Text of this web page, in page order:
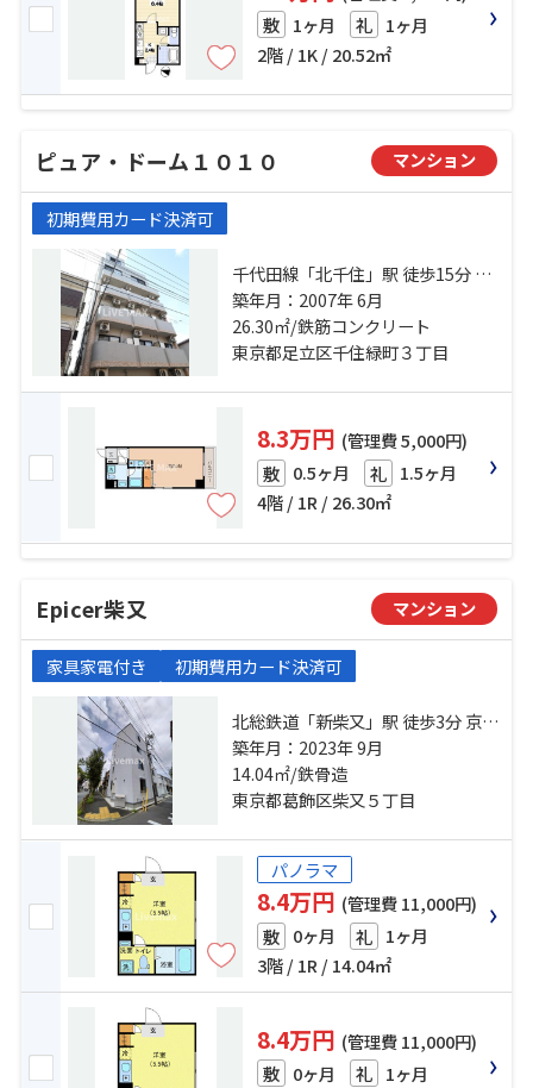
敷 1ヶ月 礼 1ヶ月
2階 / 1K / 20.52㎡
ピュア・ドーム１０１０ マンション
初期費用カード決済可
千代田線「北千住」駅 徒歩15分 京
成本線「千住大橋」駅 徒歩9分 常磐
線「南千住」駅 徒歩25分
築年月：2007年 6月
26.30㎡/鉄筋コンクリート
東京都足立区千住緑町３丁目
8.3万円 (管理費 5,000円)
敷 0.5ヶ月 礼 1.5ヶ月
4階 / 1R / 26.30㎡
Epicer柴又 マンション
家具家電付き 初期費用カード決済可
北総鉄道「新柴又」駅 徒歩3分 京成
金町線「柴又」駅 徒歩13分 京成本
線「京成小岩」駅 徒歩15分
築年月：2023年 9月
14.04㎡/鉄骨造
東京都葛飾区柴又５丁目
パノラマ
8.4万円 (管理費 11,000円)
敷 0ヶ月 礼 1ヶ月
3階 / 1R / 14.04㎡
8.4万円 (管理費 11,000円)
敷 0ヶ月 礼 1ヶ月